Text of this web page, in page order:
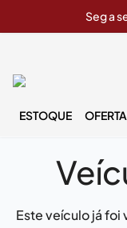
Seg a
ESTOQUE
Este veículo já